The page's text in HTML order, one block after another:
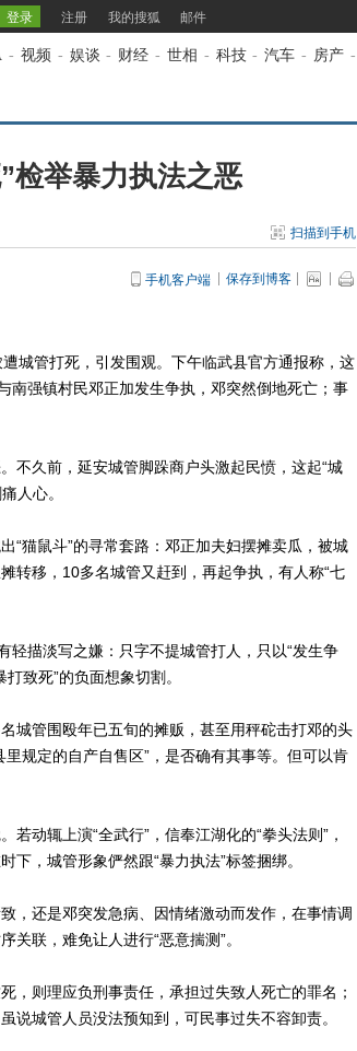
注册 我的搜狐 邮件
- 视频 - 娱谈 - 财经 - 世相 - 科技 - 汽车 - 房产 -
检举暴力执法之恶
扫描到手机
手机客户端 保存到博客
管打死，引发围观。下午临武县官方通报称，这
南强镇村民邓正加发生争执，邓突然倒地死亡；事
久前，延安城管脚跺商户头激起民愤，这起“城
人心。
猫鼠斗”的寻常套路：邓正加夫妇摆摊卖瓜，被城
转移，10多名城管又赶到，再起争执，有人称“七
描淡写之嫌：只字不提城管打人，只以“发生争
致死”的负面想象切割。
管围殴年已五旬的摊贩，甚至用秤砣击打邓的头
规定的自产自售区”，是否确有其事等。但可以肯
动辄上演“全武行”，信奉江湖化的“拳头法则”，
，城管形象俨然跟“暴力执法”标签捆绑。
还是邓突发急病、因情绪激动而发作，在事情调
联，难免让人进行“恶意揣测”。
则理应负刑事责任，承担过失致人死亡的罪名；
说城管人员没法预知到，可民事过失不容卸责。